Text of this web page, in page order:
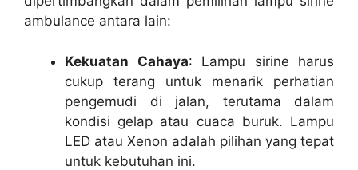
ambulance antara lain:
Kekuatan Cahaya: Lampu sirine harus
cukup terang untuk menarik perhatian
pengemudi di jalan, terutama dalam
kondisi gelap atau cuaca buruk. Lampu
LED atau Xenon adalah pilihan yang tepat
untuk kebutuhan ini.